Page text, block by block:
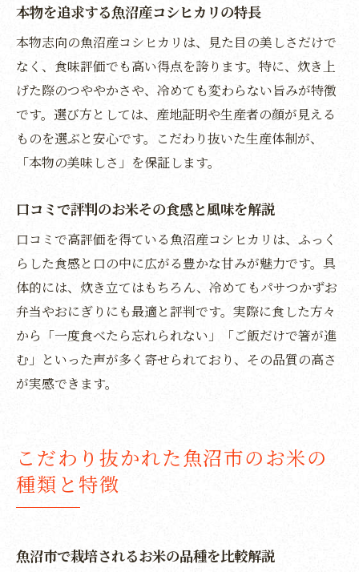
魚沼産コシヒカリの美味しい食べ方を紹介
炊きたてご飯で感じるお米の本物の味わい
食べ比べで味の違いを楽しむ魚沼市のお米
直売所で選ぶ新鮮なお米の魅力を体感
家庭でできる最高級お米の味わい方の工夫
魚沼産コシヒカリで贅沢な食卓を演出
び方
魚沼産コシヒカリの本物を見極めるコツ
ブランド米選びで失敗しないためのチェッ
ク
お米の品質表示と選び方のポイントを解説
産地直送で手に入れる信頼のお米とは
贈答用にも最適な魚沼市のブランド米
魚沼産のお米が贈り物に選ばれる理由
お米ギフトで伝わる感謝と気配りの心
贈答用におすすめの魚沼市ブランド米
美味しいお米が日常に彩りを添える秘密
本物を追求する魚沼産コシヒカリの特長
本物志向の魚沼産コシヒカリは、見た目の美しさだけで
なく、食味評価でも高い得点を誇ります。特に、炊き上
げた際のつややかさや、冷めても変わらない旨みが特徴
です。選び方としては、産地証明や生産者の顔が見える
ものを選ぶと安心です。こだわり抜いた生産体制が、
「本物の美味しさ」を保証します。
口コミで評判のお米その食感と風味を解説
口コミで高評価を得ている魚沼産コシヒカリは、ふっく
らした食感と口の中に広がる豊かな甘みが魅力です。具
体的には、炊き立てはもちろん、冷めてもパサつかずお
弁当やおにぎりにも最適と評判です。実際に食した方々
から「一度食べたら忘れられない」「ご飯だけで箸が進
む」といった声が多く寄せられており、その品質の高さ
が実感できます。
こだわり抜かれた魚沼市のお米の
種類と特徴
魚沼市で栽培されるお米の品種を比較解説